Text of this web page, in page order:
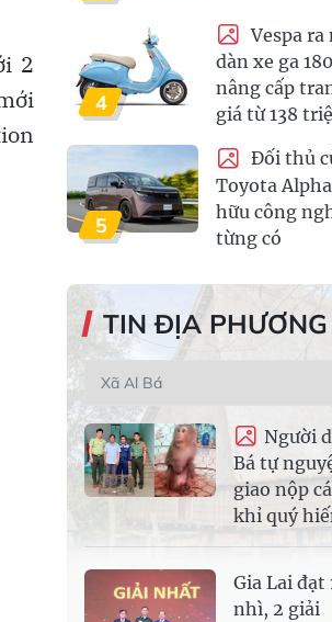
2
4
Vespa ra
dàn xe ga
nâng cấp
giá từ 138
5
Đối thủ
Toyota
hữu công
từng có
TIN ĐỊA PHƯƠNG
Người
Bá tự
giao nộp
khỉ quý
Gia Lai đạt
nhì, 2 giải